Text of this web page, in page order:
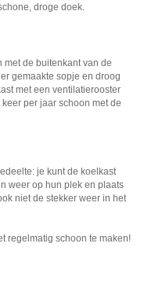
droge doek.
met de buitenkant van de
gemaakte sopje en droog
met een ventilatierooster
per jaar schoon met de
je kunt de koelkast
weer op hun plek en plaats
niet de stekker weer in het
regelmatig schoon te maken!